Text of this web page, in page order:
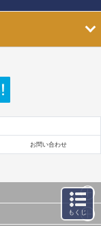
お問い合わせ
タ等）及びこれらの配置・
もくじ